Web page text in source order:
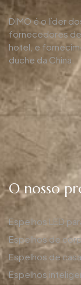
DIMO é o líder
fornecedores
hotel, e
duche da China.
O nosso
Espelhos LED
Espelhos de
Espelhos de
Espelhos